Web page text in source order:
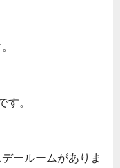
。
ールームがありま